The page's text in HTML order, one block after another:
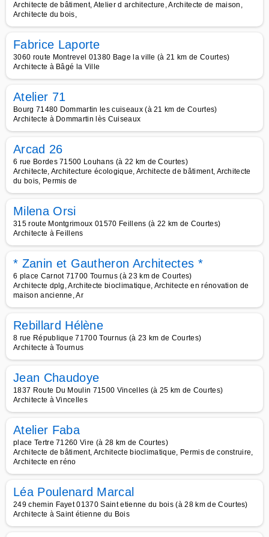
Architecte de bâtiment, Atelier d architecture, Architecte de maison,
Architecte du bois,
Fabrice Laporte
3060 route Montrevel 01380 Bage la ville (à 21 km de Courtes)
Architecte à Bâgé la Ville
Atelier 71
Bourg 71480 Dommartin les cuiseaux (à 21 km de Courtes)
Architecte à Dommartin lès Cuiseaux
Arcad 26
6 rue Bordes 71500 Louhans (à 22 km de Courtes)
Architecte, Architecture écologique, Architecte de bâtiment, Architecte
du bois, Permis de
Milena Orsi
315 route Montgrimoux 01570 Feillens (à 22 km de Courtes)
Architecte à Feillens
* Zanin et Gautheron Architectes *
6 place Carnot 71700 Tournus (à 23 km de Courtes)
Architecte dplg, Architecte bioclimatique, Architecte en rénovation de
maison ancienne, Ar
Rebillard Hélène
8 rue République 71700 Tournus (à 23 km de Courtes)
Architecte à Tournus
Jean Chaudoye
1837 Route Du Moulin 71500 Vincelles (à 25 km de Courtes)
Architecte à Vincelles
Atelier Faba
place Tertre 71260 Vire (à 28 km de Courtes)
Architecte de bâtiment, Architecte bioclimatique, Permis de construire,
Architecte en réno
Léa Poulenard Marcal
249 chemin Fayet 01370 Saint etienne du bois (à 28 km de Courtes)
Architecte à Saint étienne du Bois